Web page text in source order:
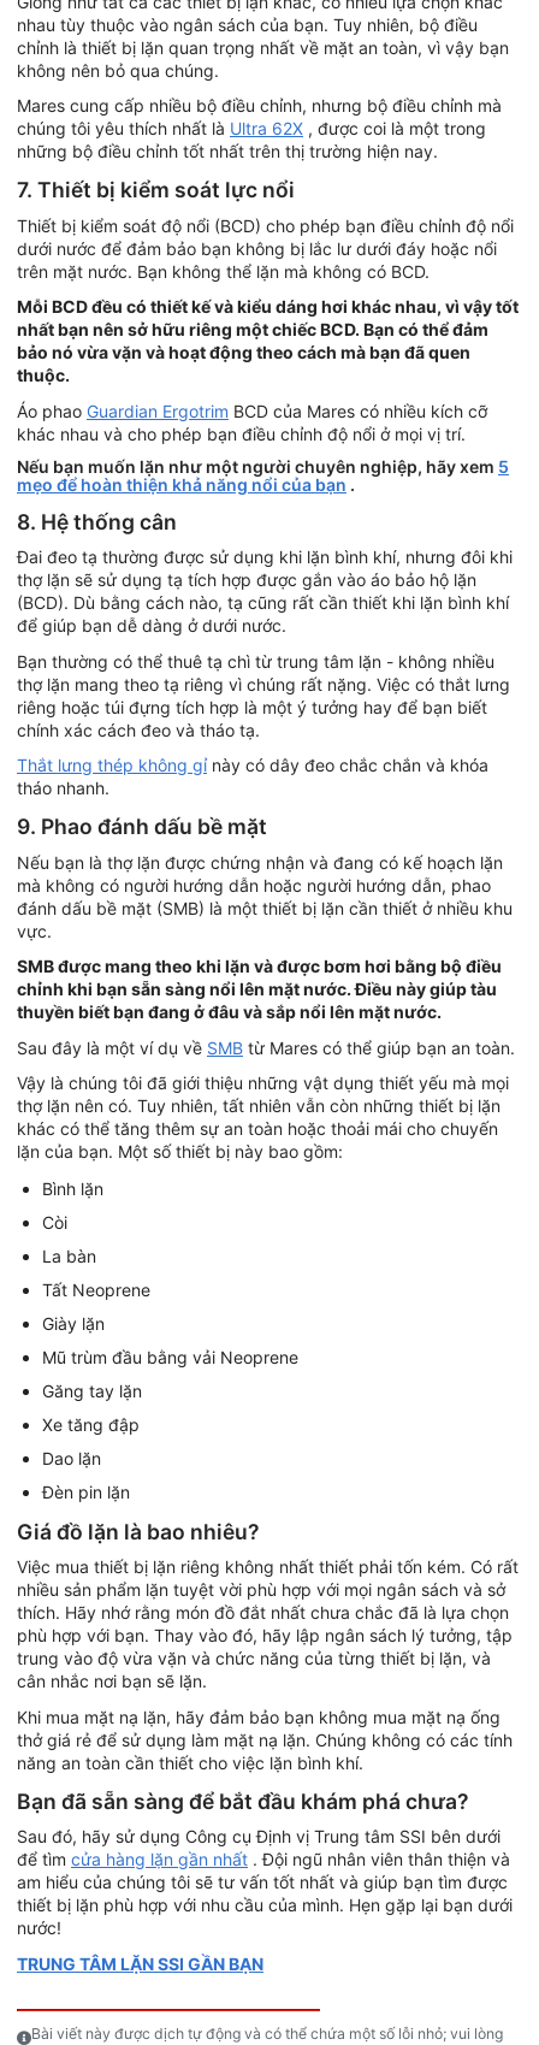
nhau tùy thuộc vào ngân sách của bạn. Tuy nhiên, bộ điều
chỉnh là thiết bị lặn quan trọng nhất về mặt an toàn, vì vậy bạn
không nên bỏ qua chúng.
Mares cung cấp nhiều bộ điều chỉnh, nhưng bộ điều chỉnh mà
chúng tôi yêu thích nhất là Ultra 62X , được coi là một trong
những bộ điều chỉnh tốt nhất trên thị trường hiện nay.
7. Thiết bị kiểm soát lực nổi
Thiết bị kiểm soát độ nổi (BCD) cho phép bạn điều chỉnh độ nổi
dưới nước để đảm bảo bạn không bị lắc lư dưới đáy hoặc nổi
trên mặt nước. Bạn không thể lặn mà không có BCD.
Mỗi BCD đều có thiết kế và kiểu dáng hơi khác nhau, vì vậy tốt
nhất bạn nên sở hữu riêng một chiếc BCD. Bạn có thể đảm
bảo nó vừa vặn và hoạt động theo cách mà bạn đã quen
thuộc.
Áo phao Guardian Ergotrim BCD của Mares có nhiều kích cỡ
khác nhau và cho phép bạn điều chỉnh độ nổi ở mọi vị trí.
Nếu bạn muốn lặn như một người chuyên nghiệp, hãy xem 5
mẹo để hoàn thiện khả năng nổi của bạn .
8. Hệ thống cân
Đai đeo tạ thường được sử dụng khi lặn bình khí, nhưng đôi khi
thợ lặn sẽ sử dụng tạ tích hợp được gắn vào áo bảo hộ lặn
(BCD). Dù bằng cách nào, tạ cũng rất cần thiết khi lặn bình khí
để giúp bạn dễ dàng ở dưới nước.
Bạn thường có thể thuê tạ chì từ trung tâm lặn - không nhiều
thợ lặn mang theo tạ riêng vì chúng rất nặng. Việc có thắt lưng
riêng hoặc túi đựng tích hợp là một ý tưởng hay để bạn biết
chính xác cách đeo và tháo tạ.
Thắt lưng thép không gỉnày có dây đeo chắc chắn và khóa
tháo nhanh.
9. Phao đánh dấu bề mặt
Nếu bạn là thợ lặn được chứng nhận và đang có kế hoạch lặn
mà không có người hướng dẫn hoặc người hướng dẫn, phao
đánh dấu bề mặt (SMB) là một thiết bị lặn cần thiết ở nhiều khu
vực.
SMB được mang theo khi lặn và được bơm hơi bằng bộ điều
chỉnh khi bạn sẵn sàng nổi lên mặt nước. Điều này giúp tàu
thuyền biết bạn đang ở đâu và sắp nổi lên mặt nước.
Sau đây là một ví dụ về SMB từ Mares có thể giúp bạn an toàn.
Vậy là chúng tôi đã giới thiệu những vật dụng thiết yếu mà mọi
thợ lặn nên có. Tuy nhiên, tất nhiên vẫn còn những thiết bị lặn
khác có thể tăng thêm sự an toàn hoặc thoải mái cho chuyến
lặn của bạn. Một số thiết bị này bao gồm:
Bình lặn
Còi
La bàn
Tất Neoprene
Giày lặn
Mũ trùm đầu bằng vải Neoprene
Găng tay lặn
Xe tăng đập
Dao lặn
Đèn pin lặn
Giá đồ lặn là bao nhiêu?
Việc mua thiết bị lặn riêng không nhất thiết phải tốn kém. Có rất
nhiều sản phẩm lặn tuyệt vời phù hợp với mọi ngân sách và sở
thích. Hãy nhớ rằng món đồ đắt nhất chưa chắc đã là lựa chọn
phù hợp với bạn. Thay vào đó, hãy lập ngân sách lý tưởng, tập
trung vào độ vừa vặn và chức năng của từng thiết bị lặn, và
cân nhắc nơi bạn sẽ lặn.
Khi mua mặt nạ lặn, hãy đảm bảo bạn không mua mặt nạ ống
thở giá rẻ để sử dụng làm mặt nạ lặn. Chúng không có các tính
năng an toàn cần thiết cho việc lặn bình khí.
Bạn đã sẵn sàng để bắt đầu khám phá chưa?
Sau đó, hãy sử dụng Công cụ Định vị Trung tâm SSI bên dưới
để tìm cửa hàng lặn gần nhất . Đội ngũ nhân viên thân thiện và
am hiểu của chúng tôi sẽ tư vấn tốt nhất và giúp bạn tìm được
thiết bị lặn phù hợp với nhu cầu của mình. Hẹn gặp lại bạn dưới
nước!
TRUNG TÂM LẶN SSI GẦN BẠN
Bài viết này được dịch tự động và có thể chứa một số lỗi nhỏ; vui lòng